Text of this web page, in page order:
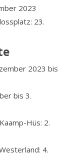
2023
23.
2023 bis
bis 3.
Hüs: 2.
4.